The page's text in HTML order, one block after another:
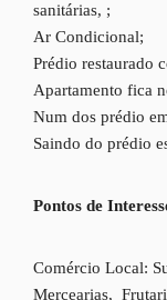
sanitárias, ;
Ar Condicional;
Prédio restaurado
Apartamento fica
Num dos prédio
Saindo do prédio
Pontos de
Comércio Local:
Mercearias,